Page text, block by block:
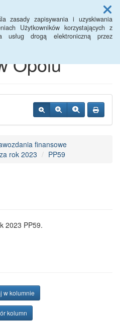
zasady zapisywania i uzyskiwania
Użytkowników korzystających z
usług drogą elektroniczną przez
Menu
Opolu
finansowe
rok 2023
PP59
2023 PP59.
w kolumnie
kolumn